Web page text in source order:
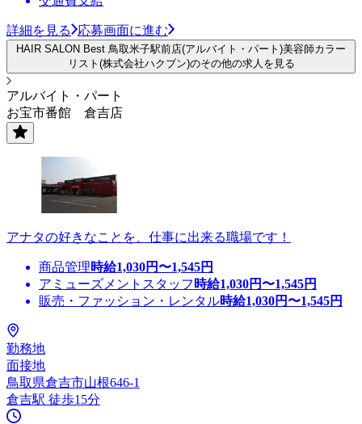
詳細を見る 応募画面に進む
HAIR SALON Best 鳥取米子駅前店(アルバイト・パート)美容師カラー
リスト(株式会社ハクブン)のその他の求人を見る
アルバイト・パート
お宝市番館 倉吉店
アナタの好きなことを、仕事に出来る職場です！
商品管理時給1,030円〜1,545円
アミューズメントスタッフ 時給1,030円〜1,545円
販売・ファッション・レンタル時給1,030円〜1,545円
勤務地
面接地
鳥取県倉吉市山根646-1
倉吉駅 徒歩15分